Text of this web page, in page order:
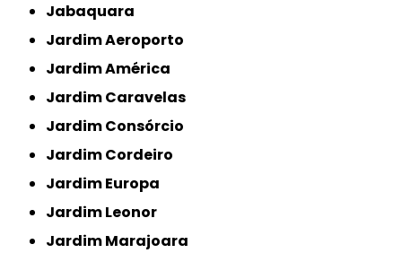
Jabaquara
Jardim Aeroporto
Jardim América
Jardim Caravelas
Jardim Consórcio
Jardim Cordeiro
Jardim Europa
Jardim Leonor
Jardim Marajoara